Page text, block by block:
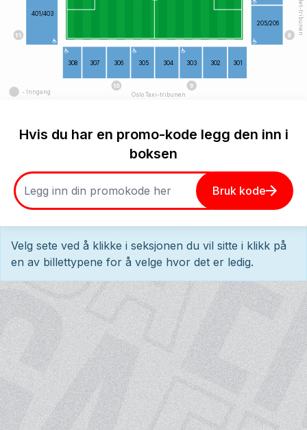
308 307 306 305 304 303 302 301
205/206
401/403
Oslo Taxi-tribunen
- Inngang
Hvis du har en promo-kode legg den inn i
boksen
Bruk kode
Velg sete ved å klikke i seksjonen du vil sitte i klikk på
en av billettypene for å velge hvor det er ledig.